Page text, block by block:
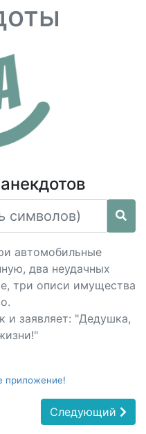
автомобильные
два неудачных
три описи имущества
и заявляет: "Дедушка,
приложение!
Следующий